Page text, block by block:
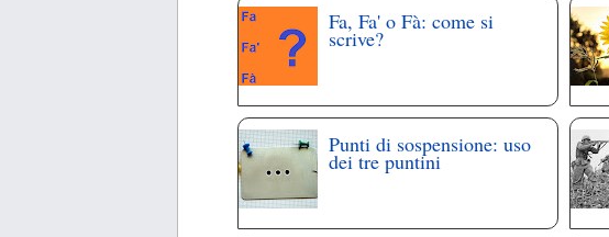
Fa, Fa' o Fà: come si
scrive?
Punti di sospensione: uso
dei tre puntini